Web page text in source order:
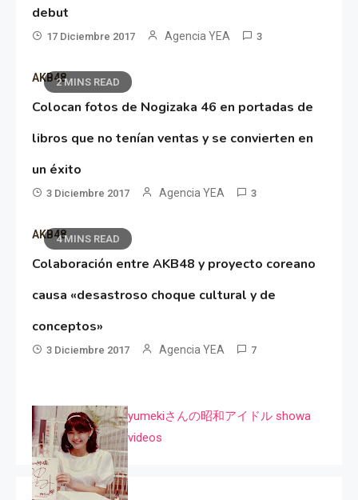
debut
17 Diciembre 2017 Agencia YEA 3
2 MINS READ
AKB48
Colocan fotos de Nogizaka 46 en portadas de
libros que no tenían ventas y se convierten en
un éxito
3 Diciembre 2017 Agencia YEA 3
4 MINS READ
AKB48
Colaboración entre AKB48 y proyecto coreano
causa «desastroso choque cultural y de
conceptos»
3 Diciembre 2017 Agencia YEA 7
yumekiさんの昭和アイドル showa
videos